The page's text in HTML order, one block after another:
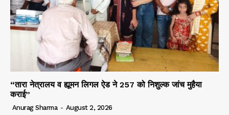
“तारा नेत्रालय व ह्यूमन लिगल ऐड ने 257 को निशुल्क जांच मुहैया
कराई”
Anurag Sharma - August 2, 2026